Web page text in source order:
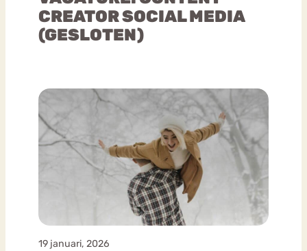
CREATOR SOCIAL MEDIA
(GESLOTEN)
19 januari, 2026